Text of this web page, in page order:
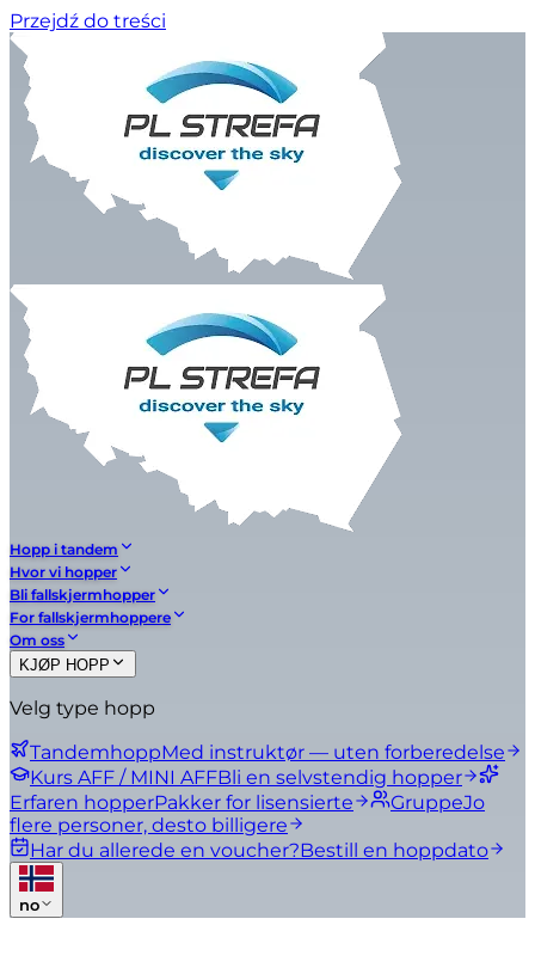
Przejdź do treści
Hopp i tandem
Hvor vi hopper
Bli fallskjermhopper
For fallskjermhoppere
Om oss
KJØP HOPP
Velg type hopp
TandemhoppMed instruktør — uten forberedelse
Kurs AFF / MINI AFFBli en selvstendig hopper
Erfaren hopperPakker for lisensierte GruppeJo
flere personer, desto billigere
Har du allerede en voucher?Bestill en hoppdato
no